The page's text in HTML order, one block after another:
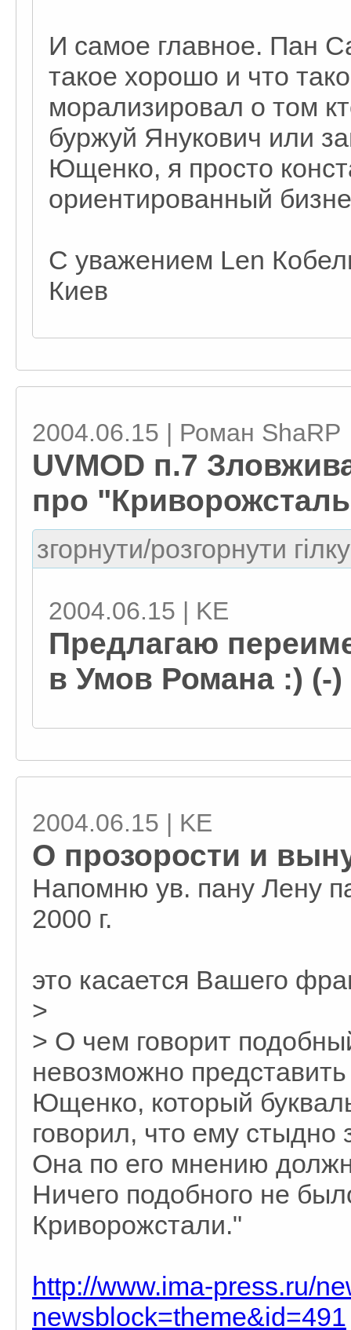
И самое главное. Пан
такое хорошо и что
морализировал о том
буржуй Янукович или
Ющенко, я просто
ориентированный
С уважением Len
Киев
2004.06.15 | Роман ShaRP
UVMOD п.7
про
згорнути/розгорнути
2004.06.15 | KE
Предлагаю
в Умов Романа :) (-)
2004.06.15 | KE
О прозорости и
Напомню ув. пану Лену
2000 г.
это касается Вашего
>
> О чем говорит
невозможно
Ющенко, который
говорил, что ему стыдно
Она по его мнению
Ничего подобного не
Криворожстали."
http://www.ima-press.ru/
newsblock=theme&id=491